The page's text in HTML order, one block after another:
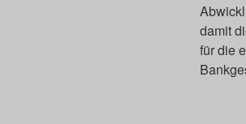
damit
für die